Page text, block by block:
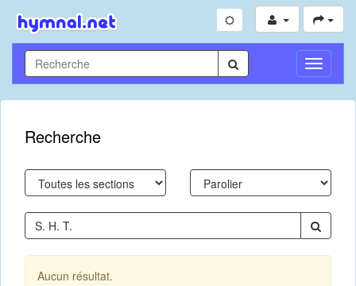
Toggle
Recherche
Aucun résultat.